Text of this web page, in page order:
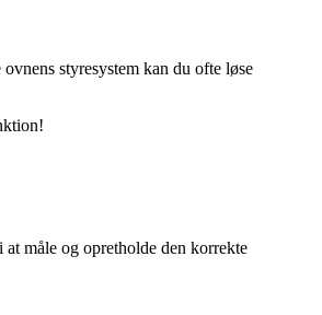
styresystem kan du ofte løse
måle og opretholde den korrekte